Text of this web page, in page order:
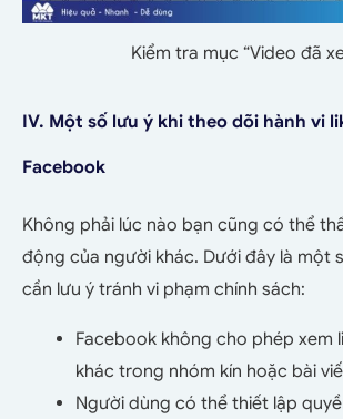
Kiểm tra mục “Video đã
IV. Một số lưu ý khi theo dõi hành vi
Facebook
Không phải lúc nào bạn cũng có thể
động của người khác. Dưới đây là một
cần lưu ý tránh vi phạm chính sách:
Facebook không cho phép xem
khác trong nhóm kín hoặc bài
Người dùng có thể thiết lập